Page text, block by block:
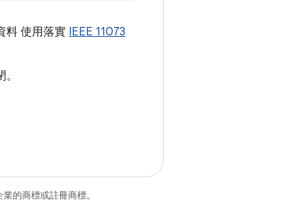
料 使用落實 IEEE 11073
的商標或註冊商標。